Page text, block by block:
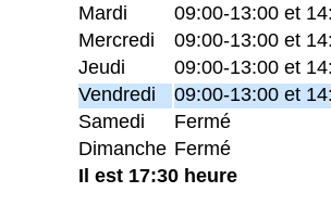
Mardi
09:00-13:00 et
Mercredi
09:00-13:00 et
Jeudi
09:00-13:00 et
Vendredi
09:00-13:00 et
Samedi
Fermé
Dimanche Fermé
Il est 17:30 heure